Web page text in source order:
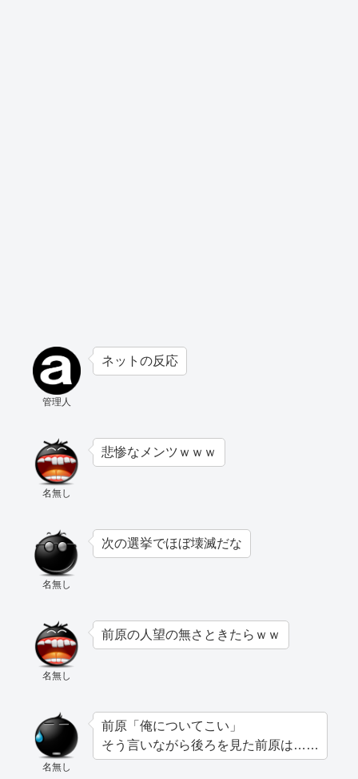
管理人
ネットの反応
名無し
悲惨なメンツｗｗｗ
名無し
次の選挙でほぼ壊滅だな
名無し
前原の人望の無さときたらｗｗ
名無し
前原「俺についてこい」
そう言いながら後ろを見た前原は……